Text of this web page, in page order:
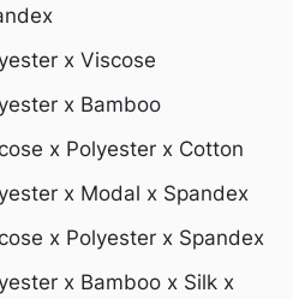
x Viscose
x Bamboo
x Polyester x Cotton
x Modal x Spandex
x Polyester x Spandex
x Bamboo x Silk x